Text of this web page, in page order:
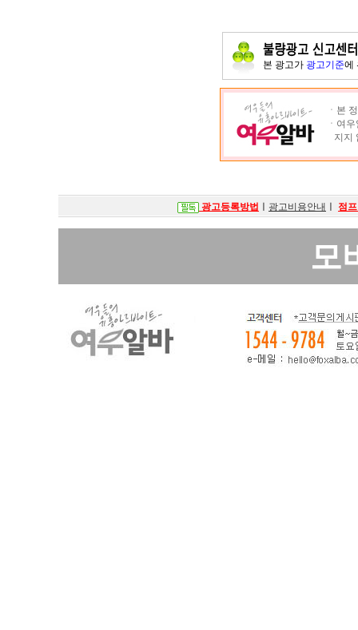
본 광고가 광고기준에
ㆍ본
ㆍ여
지지
광고등록방법 광고비용안내 점
모